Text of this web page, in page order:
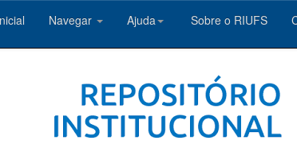
Navegar Ajuda Sobre o RIUFS